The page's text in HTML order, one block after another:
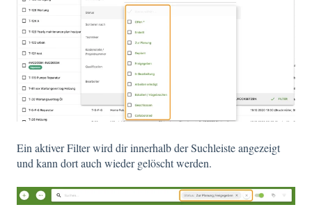
Ein aktiver Filter wird dir innerhalb der Suchleiste angezeigt
und kann dort auch wieder gelöscht werden.